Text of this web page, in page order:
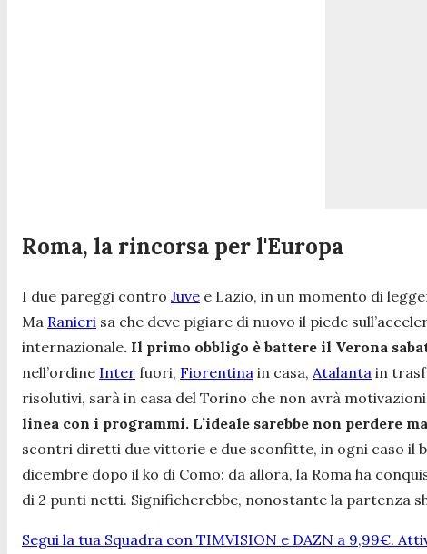
Roma, la rincorsa per l'Europa
I due pareggi contro Juve e Lazio, in un momento di
Ma Ranieri sa che deve pigiare di nuovo il piede
internazionale. Il primo obbligo è battere il Verona
nell’ordine Inter fuori, Fiorentina in casa, Atalanta in
risolutivi, sarà in casa del Torino che non avrà
linea con i programmi. L’ideale sarebbe non perdere
scontri diretti due vittorie e due sconfitte, in ogni caso il
dicembre dopo il ko di Como: da allora, la Roma ha
di 2 punti netti. Significherebbe, nonostante la partenza
Segui la tua Squadra con TIMVISION e DAZN a 9,99€.